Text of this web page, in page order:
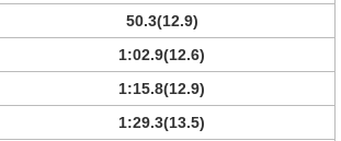
50.3(12.9)
1:02.9(12.6)
1:15.8(12.9)
1:29.3(13.5)